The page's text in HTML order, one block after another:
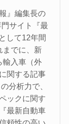
』編集長の
サイト『最
して12年間
までに、新
輸入車（外
関する記事
分析力で、
ックに関す
最新自動車